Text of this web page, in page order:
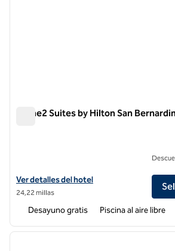
Home2 Suites by Hilton San
Ver detalles del hotel Home2 Suites by
Ver detalles del hotel
24,22 millas
Desayuno gratis Piscina al aire libre
1 de 12